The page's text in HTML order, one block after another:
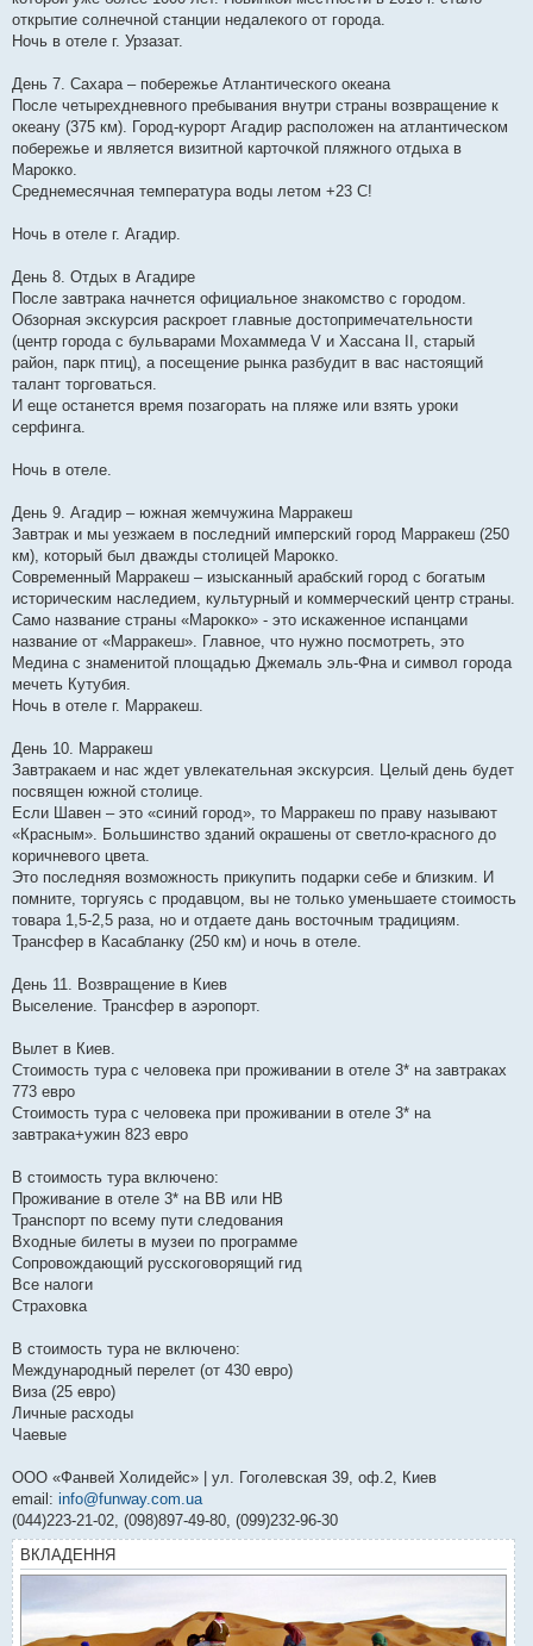
открытие солнечной станции недалекого от города.
Ночь в отеле г. Урзазат.
День 7. Сахара – побережье Атлантического океана
После четырехдневного пребывания внутри страны возвращение к
океану (375 км). Город-курорт Агадир расположен на атлантическом
побережье и является визитной карточкой пляжного отдыха в
Марокко.
Среднемесячная температура воды летом +23 С!
Ночь в отеле г. Агадир.
День 8. Отдых в Агадире
После завтрака начнется официальное знакомство с городом.
Обзорная экскурсия раскроет главные достопримечательности
(центр города с бульварами Мохаммеда V и Хассана II, старый
район, парк птиц), а посещение рынка разбудит в вас настоящий
талант торговаться.
И еще останется время позагорать на пляже или взять уроки
серфинга.
Ночь в отеле.
День 9. Агадир – южная жемчужина Марракеш
Завтрак и мы уезжаем в последний имперский город Марракеш (250
км), который был дважды столицей Марокко.
Современный Марракеш – изысканный арабский город с богатым
историческим наследием, культурный и коммерческий центр страны.
Само название страны «Марокко» - это искаженное испанцами
название от «Марракеш». Главное, что нужно посмотреть, это
Медина с знаменитой площадью Джемаль эль-Фна и символ города
мечеть Кутубия.
Ночь в отеле г. Марракеш.
День 10. Марракеш
Завтракаем и нас ждет увлекательная экскурсия. Целый день будет
посвящен южной столице.
Если Шавен – это «синий город», то Марракеш по праву называют
«Красным». Большинство зданий окрашены от светло-красного до
коричневого цвета.
Это последняя возможность прикупить подарки себе и близким. И
помните, торгуясь с продавцом, вы не только уменьшаете стоимость
товара 1,5-2,5 раза, но и отдаете дань восточным традициям.
Трансфер в Касабланку (250 км) и ночь в отеле.
День 11. Возвращение в Киев
Выселение. Трансфер в аэропорт.
Вылет в Киев.
Стоимость тура с человека при проживании в отеле 3* на завтраках
773 евро
Стоимость тура с человека при проживании в отеле 3* на
завтрака+ужин 823 евро
В стоимость тура включено:
Проживание в отеле 3* на ВВ или НВ
Транспорт по всему пути следования
Входные билеты в музеи по программе
Сопровождающий русскоговорящий гид
Все налоги
Страховка
В стоимость тура не включено:
Международный перелет (от 430 евро)
Виза (25 евро)
Личные расходы
Чаевые
ООО «Фанвей Холидейс» | ул. Гоголевская 39, оф.2, Киев
email: info@funway.com.ua
(044)223-21-02, (098)897-49-80, (099)232-96-30
ВКЛАДЕННЯ